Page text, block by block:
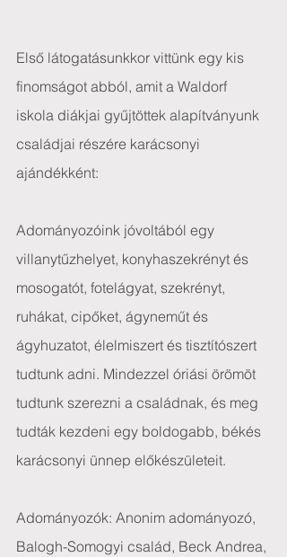
Első látogatásunkkor vittünk egy kis
finomságot abból, amit a Waldorf
iskola diákjai gyűjtöttek alapítványunk
családjai részére karácsonyi
ajándékként:
Adományozóink jóvoltából egy
villanytűzhelyet, konyhaszekrényt és
mosogatót, fotelágyat, szekrényt,
ruhákat, cipőket, ágyneműt és
ágyhuzatot, élelmiszert és tisztítószert
tudtunk adni. Mindezzel óriási örömöt
tudtunk szerezni a családnak, és meg
tudták kezdeni egy boldogabb, békés
karácsonyi ünnep előkészületeit.
Adományozók: Anonim adományozó,
Balogh-Somogyi család, Beck Andrea,